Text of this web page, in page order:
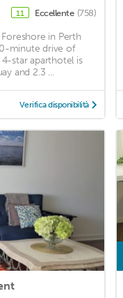
11 Eccellente (758)
in Perth
minute drive of
star aparthotel is
and 2.3 ...
Verifica disponibilità